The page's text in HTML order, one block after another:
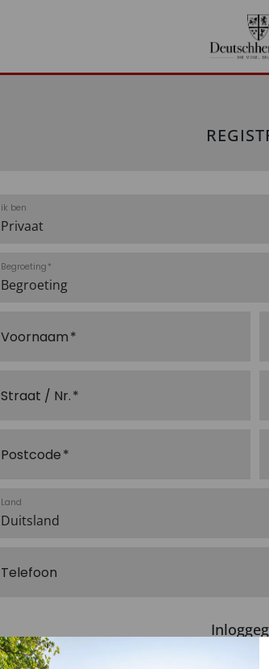
ik ben
Begroeting
Voornaam
Straat / Nr.
Postcode
Land
Telefoon